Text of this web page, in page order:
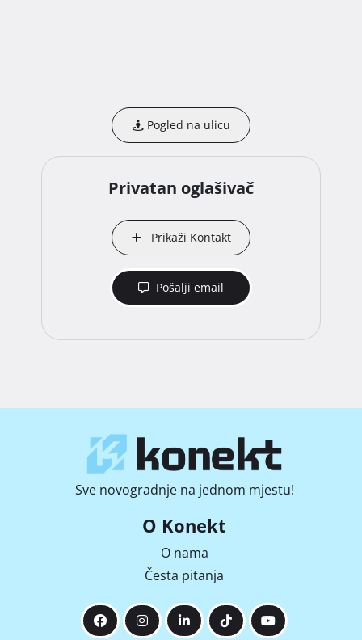
Pogled na ulicu
Privatan oglašivač
Prikaži Kontakt
Pošalji email
Sve novogradnje na jednom mjestu!
O Konekt
O nama
Česta pitanja